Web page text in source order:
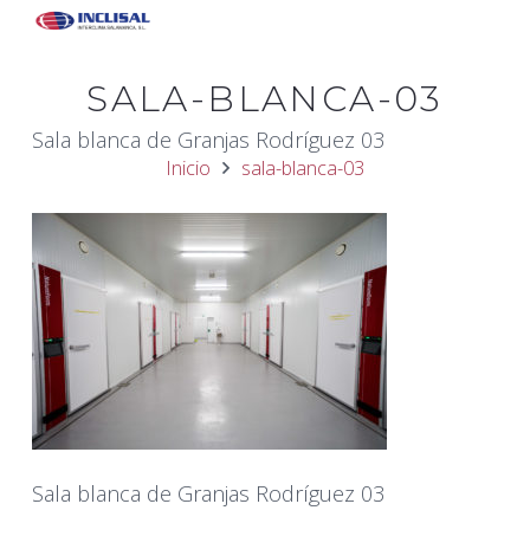
SALA-BLANCA-03
Sala blanca de Granjas Rodríguez 03
Inicio sala-blanca-03
Sala blanca de Granjas Rodríguez 03